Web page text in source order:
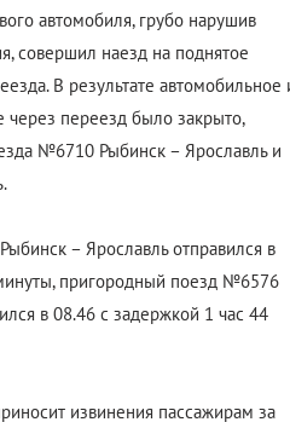
автомобиля, грубо нарушив
совершил наезд на поднятое
В результате автомобильное
переезд было закрыто,
№6710 Рыбинск – Ярославль и
– Ярославль отправился в
пригородный поезд №6576
в 08.46 с задержкой 1 час 44
извинения пассажирам за